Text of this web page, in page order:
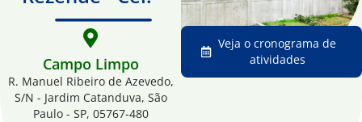
Campo Limpo
R. Manuel Ribeiro de Azevedo,
S/N - Jardim Catanduva, São
Paulo - SP, 05767-480
Veja o cronograma de
atividades